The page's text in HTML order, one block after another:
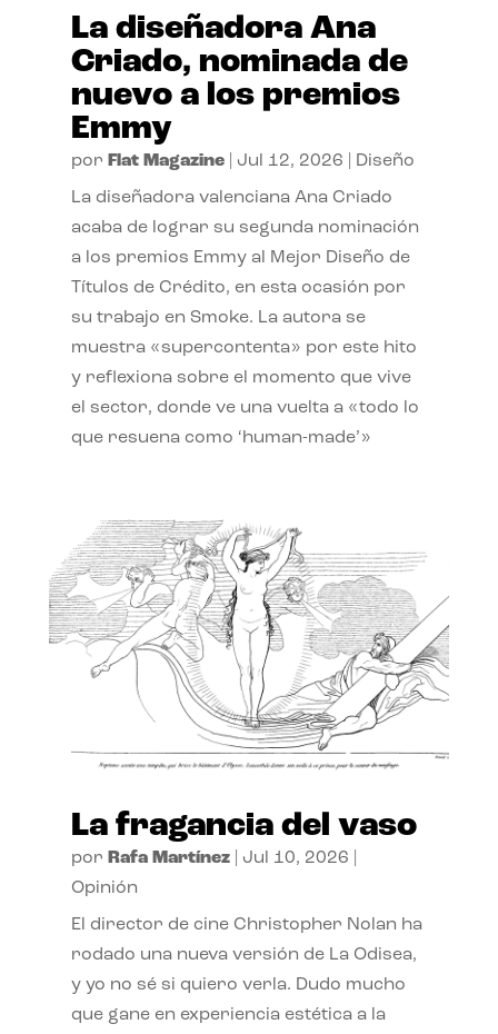
La diseñadora Ana
Criado, nominada de
nuevo a los premios
Emmy
por Flat Magazine| Jul 12, 2026 Diseño
La diseñadora valenciana Ana Criado
acaba de lograr su segunda nominación
a los premios Emmy al Mejor Diseño de
Títulos de Crédito, en esta ocasión por
su trabajo en Smoke. La autora se
muestra «supercontenta» por este hito
y reflexiona sobre el momento que vive
el sector, donde ve una vuelta a «todo lo
que resuena como ‘human-made’»
La fragancia del vaso
por Rafa Martínez| Jul 10, 2026
Opinión
El director de cine Christopher Nolan ha
rodado una nueva versión de La Odisea,
y yo no sé si quiero verla. Dudo mucho
que gane en experiencia estética a la